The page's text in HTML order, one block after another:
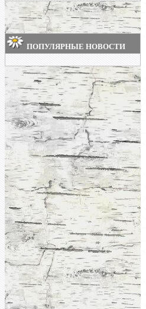
ПОПУЛЯРНЫЕ НОВОСТИ